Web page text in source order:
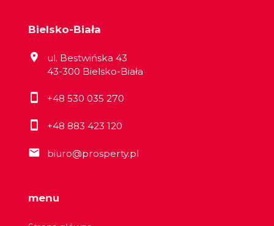
Bielsko-Biała
ul. Bestwińska 43
43-300 Bielsko-Biała
+48 530 035 270
+48 883 423 120
biuro@prosperty.pl
menu